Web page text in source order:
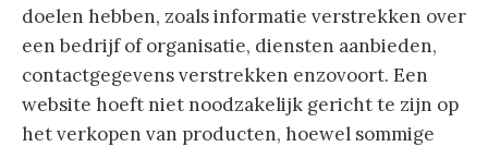
doelen hebben, zoals informatie verstrekken over
een bedrijf of organisatie, diensten aanbieden,
contactgegevens verstrekken enzovoort. Een
website hoeft niet noodzakelijk gericht te zijn op
het verkopen van producten, hoewel sommige